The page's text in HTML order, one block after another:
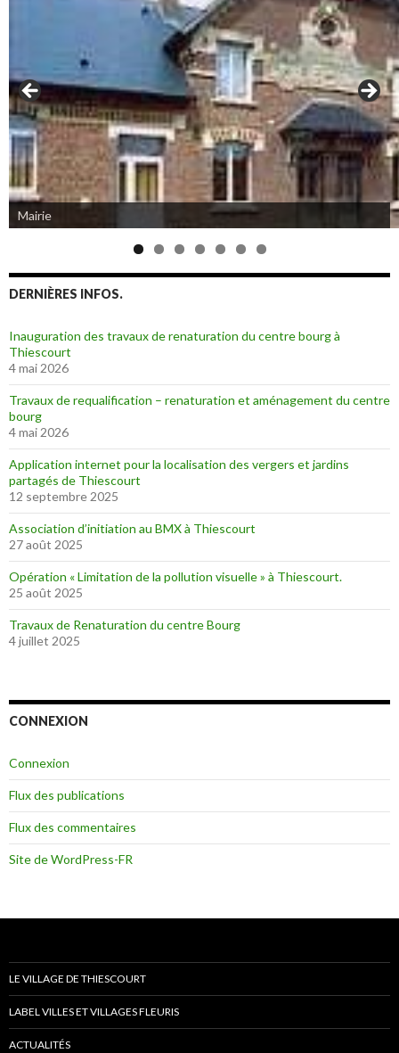
Mairie
DERNIÈRES INFOS.
Inauguration des travaux de renaturation du centre bourg à
Thiescourt
4 mai 2026
Travaux de requalification – renaturation et aménagement du centre
bourg
4 mai 2026
Application internet pour la localisation des vergers et jardins
partagés de Thiescourt
12 septembre 2025
Association d’initiation au BMX à Thiescourt
27 août 2025
Opération « Limitation de la pollution visuelle » à Thiescourt.
25 août 2025
Travaux de Renaturation du centre Bourg
4 juillet 2025
CONNEXION
Connexion
Flux des publications
Flux des commentaires
Site de WordPress-FR
LE VILLAGE DE THIESCOURT
LABEL VILLES ET VILLAGES FLEURIS
ACTUALITÉS